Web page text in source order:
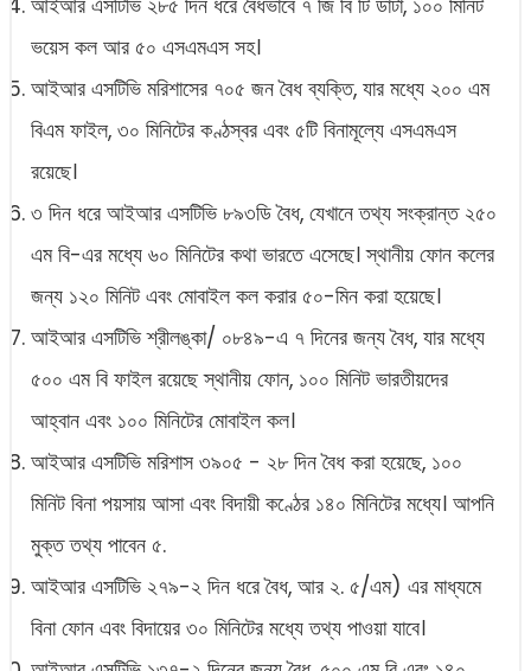
আইআর এসটিভি ২৮৫ দিন ধরে বৈধভাবে ৭ জি বি টি ডাটা, ১০০ মিনিট
ভয়েস কল আর ৫০ এসএমএস সহ।
আইআর এসটিভি মরিশাসের ৭০৫ জন বৈধ ব্যক্তি, যার মধ্যে ২০০ এম
বিএম ফাইল, ৩০ মিনিটের কণ্ঠস্বর এবং ৫টি বিনামূল্যে এসএমএস
রয়েছে।
৩ দিন ধরে আইআর এসটিভি ৮৯৩ডি বৈধ, যেখানে তথ্য সংক্রান্ত ২৫০
এম বি-এর মধ্যে ৬০ মিনিটের কথা ভারতে এসেছে। স্থানীয় ফোন কলের
জন্য ১২০ মিনিট এবং মোবাইল কল করার ৫০-মিন করা হয়েছে।
আইআর এসটিভি শ্রীলঙ্কা/ ০৮৪৯-এ ৭ দিনের জন্য বৈধ, যার মধ্যে
৫০০ এম বি ফাইল রয়েছে স্থানীয় ফোন, ১০০ মিনিট ভারতীয়দের
আহ্বান এবং ১০০ মিনিটের মোবাইল কল।
আইআর এসটিভি মরিশাস ৩৯০৫ - ২৮ দিন বৈধ করা হয়েছে, ১০০
মিনিট বিনা পয়সায় আসা এবং বিদায়ী কণ্ঠের ১৪০ মিনিটের মধ্যে। আপনি
মুক্ত তথ্য পাবেন ৫.
আইআর এসটিভি ২৭৯-২ দিন ধরে বৈধ, আর ২. ৫/এম) এর মাধ্যমে
বিনা ফোন এবং বিদায়ের ৩০ মিনিটের মধ্যে তথ্য পাওয়া যাবে।